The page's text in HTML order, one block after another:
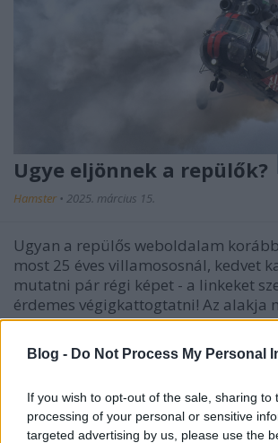
Blog - Do Not Process My Personal
If you wish to opt-out of the sale, sharing to
processing of your personal or sensitive
targeted advertising by us, please use the
Ugye eljönnek a repülők?
Hamster • 2025. március 15.
Ugyan a repülős weboldalam
most 25 éves villamososnál, kedvet
mutatni pár régi képet - a linkeket
érdemes végigkattogtatni! Az alakja
Csirkecombnak becézett Mi-2-esek
cikáztak a fejünk felett a mentők és